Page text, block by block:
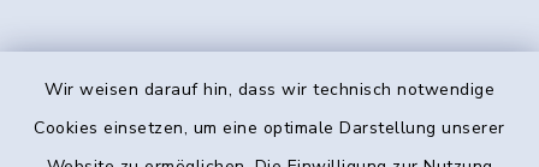
Wir weisen darauf hin, dass wir technisch notwendige
Cookies einsetzen, um eine optimale Darstellung unserer
Kontakt